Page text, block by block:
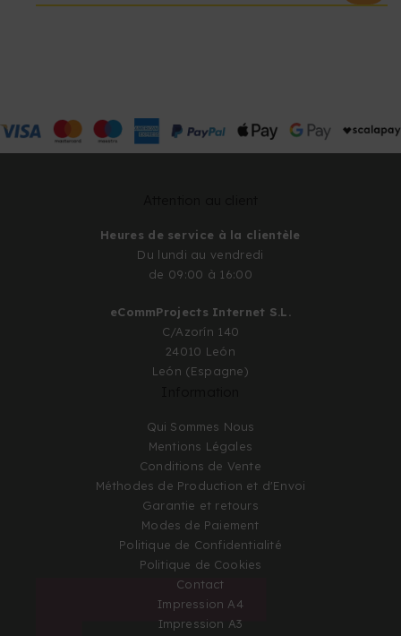
Heures de service à la clientèle
Du lundi au vendredi
de 09:00 à 16:00
eCommProjects Internet S.L.
C/Azorín 140
24010 León
León (Espagne)
Qui Sommes Nous
Mentions Légales
Conditions de Vente
Méthodes de Production et d'Envoi
Garantie et retours
Modes de Paiement
Politique de Confidentialité
Politique de Cookies
Contact
Impression A4
Impression A3